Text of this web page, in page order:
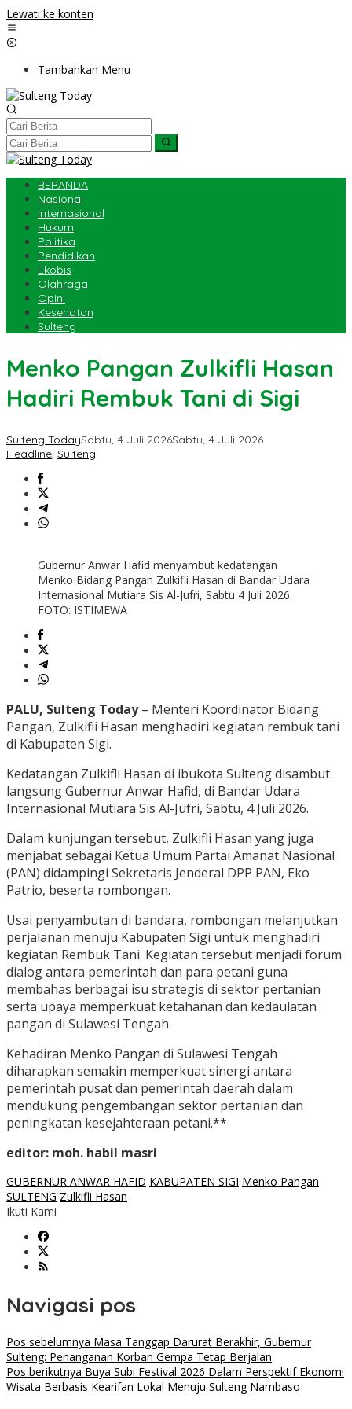
Lewati ke konten
Tambahkan Menu
BERANDA
Nasional
Internasional
Hukum
Politika
Pendidikan
Ekobis
Olahraga
Opini
Kesehatan
Sulteng
Menko Pangan Zulkifli Hasan
Hadiri Rembuk Tani di Sigi
Sulteng TodaySabtu, 4 Juli 2026Sabtu, 4 Juli 2026
Headline, Sulteng
Gubernur Anwar Hafid menyambut kedatangan
Menko Bidang Pangan Zulkifli Hasan di Bandar Udara
Internasional Mutiara Sis Al-Jufri, Sabtu 4 Juli 2026.
FOTO: ISTIMEWA
PALU, Sulteng Today– Menteri Koordinator Bidang
Pangan, Zulkifli Hasan menghadiri kegiatan rembuk tani
di Kabupaten Sigi.
Kedatangan Zulkifli Hasan di ibukota Sulteng disambut
langsung Gubernur Anwar Hafid, di Bandar Udara
Internasional Mutiara Sis Al-Jufri, Sabtu, 4 Juli 2026.
Dalam kunjungan tersebut, Zulkifli Hasan yang juga
menjabat sebagai Ketua Umum Partai Amanat Nasional
(PAN) didampingi Sekretaris Jenderal DPP PAN, Eko
Patrio, beserta rombongan.
Usai penyambutan di bandara, rombongan melanjutkan
perjalanan menuju Kabupaten Sigi untuk menghadiri
kegiatan Rembuk Tani. Kegiatan tersebut menjadi forum
dialog antara pemerintah dan para petani guna
membahas berbagai isu strategis di sektor pertanian
serta upaya memperkuat ketahanan dan kedaulatan
pangan di Sulawesi Tengah.
Kehadiran Menko Pangan di Sulawesi Tengah
diharapkan semakin memperkuat sinergi antara
pemerintah pusat dan pemerintah daerah dalam
mendukung pengembangan sektor pertanian dan
peningkatan kesejahteraan petani.**
editor: moh. habil masri
GUBERNUR ANWAR HAFID KABUPATEN SIGI Menko Pangan
SULTENG Zulkifli Hasan
Ikuti Kami
Navigasi pos
Pos sebelumnya Masa Tanggap Darurat Berakhir, Gubernur
Sulteng: Penanganan Korban Gempa Tetap Berjalan
Pos berikutnya Buya Subi Festival 2026 Dalam Perspektif Ekonomi
Wisata Berbasis Kearifan Lokal Menuju Sulteng Nambaso